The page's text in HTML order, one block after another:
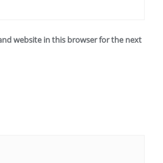
website in this browser for the next